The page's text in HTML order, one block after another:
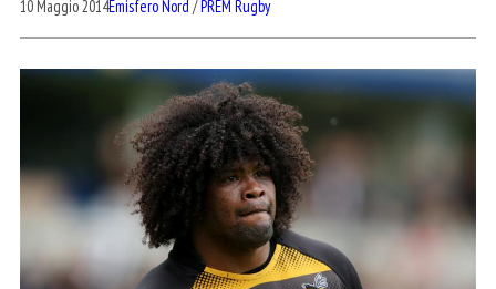
10 Maggio 2014Emisfero Nord /PREM Rugby